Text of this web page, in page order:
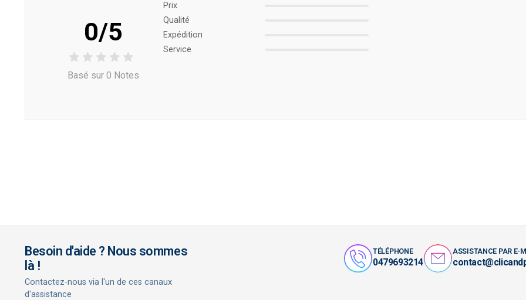
0/5
Basé sur 0 Notes
Prix ​​
Qualité
Expédition
Service
Besoin d'aide ? Nous sommes
là !
Contactez-nous via l'un de ces canaux
d'assistance
TÉLÉPHONE
0479693214
ASSISTANCE PAR E-